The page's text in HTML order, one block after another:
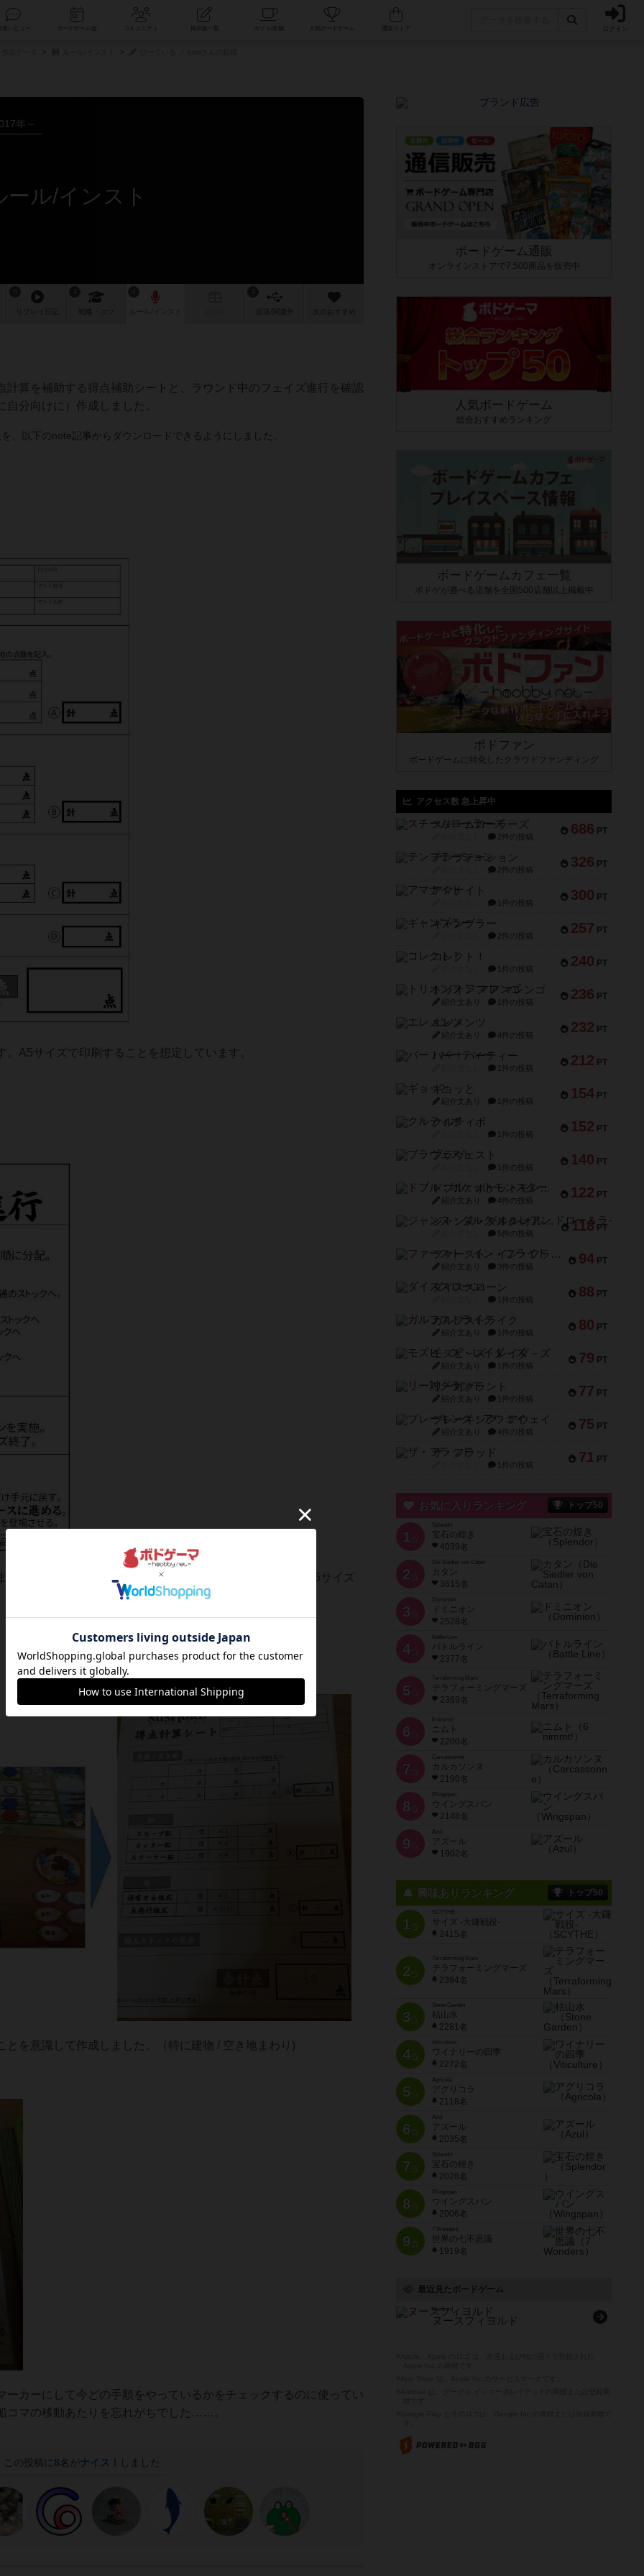
コミュニティ 人気ボードゲーム ログイン
年～
ル/インスト
戦略 作 次のおすすめ
計算を補助する得点補助シートと、ラウンド中のフェイズ進行を確認
分向けに）作成しました。
以下のnote記事からダウンロードできるようにしました。
A5サイズで印刷することを想定しています。
とめたシートで、ソロ時の進行管理などに使っています。A6サイズ
を意識して作成しました。（特に建物 / 空き地まわり)
ーカーにして今どの手順をやっているかをチェックするのに使ってい
コマの移動あたりを忘れがちでした……。
この投稿に 8名がナイス！ しました
ボードゲーム通販
オンラインストアで7,500商品を販売中
人気ボードゲーム
総合おすすめランキング
ボードゲームカフェ一覧
ボドゲが遊べる店舗を全国500店舗以上掲載中
ボドファン
ボードゲームに特化したクラウドファンディング
アクセス数 急上昇中
686 PT
スチームローラーズ
2件の投稿
326 PT
テンプテーション
2件の投稿
300 PT
アマナイト
1件の投稿
257 PT
ギャンブラー
2件の投稿
240 PT
コレクト！
1件の投稿
236 PT
トリオンフ ア マレンゴ
紹介文あり 1件の投稿
232 PT
エレメンツ
紹介文あり 4件の投稿
212 PT
バー！パーティー
1件の投稿
154 PT
ギョッと
紹介文あり 1件の投稿
152 PT
クルティボ
1件の投稿
140 PT
ブラヴェスト
1件の投稿
122 PT
ドブル：ポケットモンスター
紹介文あり 4件の投稿
118 PT
ジャンヌ・ダルク-オルレアン ドロー＆ライト
5件の投稿
94 PT
ファースト・イン・フライト
紹介文あり 3件の投稿
88 PT
ダイススローン
1件の投稿
80 PT
ガルフストライク
紹介文あり 1件の投稿
79 PT
モズビ－ズ・レイダ－ズ
紹介文あり 1件の投稿
77 PT
リー対グラント
紹介文あり 1件の投稿
75 PT
ブレーキング・アウェイ
紹介文あり 4件の投稿
71 PT
ザ・フラッド
1件の投稿
お気に入りランキング トップ50
1 位
宝石の煌き
4039名
2 位
Die Siedler von Catan
カタン
3615名
3 位
ドミニオン
2528名
4位
Battle Line
バトルライン
2377名
5 位
Terraforming Mars
テラフォーミングマーズ
2369名
6 位
ニムト
2200名
7 位
Carcassonne
カルカソンヌ
2190名
8 位
Wingspan
ウイングスパン
2148名
9 位
Azul
アズール
1902名
興味ありランキング トップ50
1位
SCYTHE
サイズ -大鎌戦役-
2415名
2位
Terraforming Mars
テラフォーミングマーズ
2394名
3位
Stone Garden
枯山水
2281名
4位
Viticulture
ワイナリーの四季
2272名
5位
Agricola
アグリコラ
2118名
6位
Azul
アズール
2035名
7位
宝石の煌き
2028名
8位
Wingspan
ウイングスパン
2006名
9位
7 Wonders
世界の七不思議
1919名
最近見たボードゲーム
Nusfjord
ヌースフィヨルド